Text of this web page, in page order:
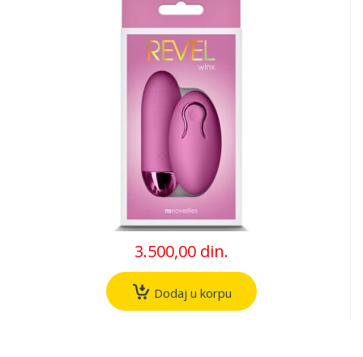
3.500,00 din.
Dodaj u korpu